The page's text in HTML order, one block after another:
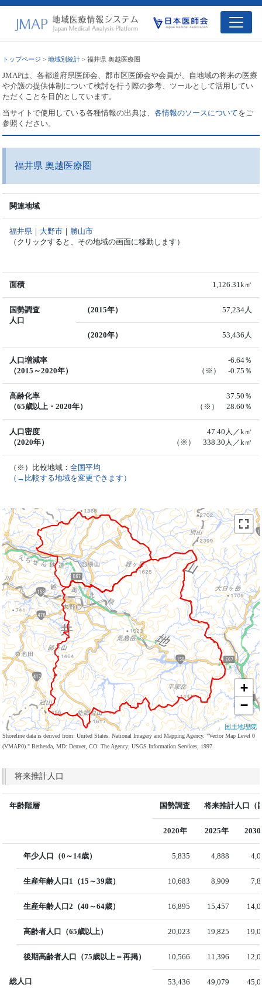
トップページ >地域別統計 > 福井県 奥越医療圏
JMAPは、各都道府県医師会、郡市区医師会や会員が、自地域の将来の医療
や介護の提供体制について検討を行う際の参考、ツールとして活用してい
ただくことを目的としています。
当サイトで使用している各種情報の出典は、各情報のソースについてをご
参照ください。
福井県 奥越医療圏
関連地域
福井県 ｜ 大野市 ｜ 勝山市
（クリックすると、その地域の画面に移動します）
面積 1,126.31k㎡
国勢調査
人口
（2015年） 57,234人
（2020年） 53,436人
人口増減率
（2015～2020年）
-6.64％
（※） -0.75％
高齢化率
（65歳以上・2020年）
37.50％
（※） 28.60％
人口密度
（2020年）
47.40人／k㎡
（※） 338.30人／k㎡
（※）比較地域：全国平均
（→比較する地域を変更できます）
+
−
国土地理院
Shoreline data is derived from: United States. National Imagery and Mapping Agency. "Vector Map Level 0
(VMAP0)." Bethesda, MD: Denver, CO: The Agency; USGS Information Services, 1997.
将来推計人口
年齢階層 国勢調査 将来推計人口（
2020年 2025年
年少人口（0～14歳） 5,835 4,888
生産年齢人口1（15～39歳） 10,683 8,909
生産年齢人口2（40～64歳） 16,895 15,457
高齢者人口（65歳以上） 20,023 19,825
後期高齢者人口（75歳以上＝再掲） 10,566 11,396
総人口 53,436 49,079